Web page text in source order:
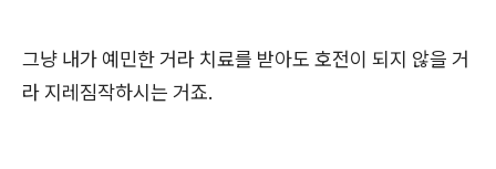
그냥 내가 예민한 거라 치료를 받아도 호전이 되지 않을 거
라 지레짐작하시는 거죠.